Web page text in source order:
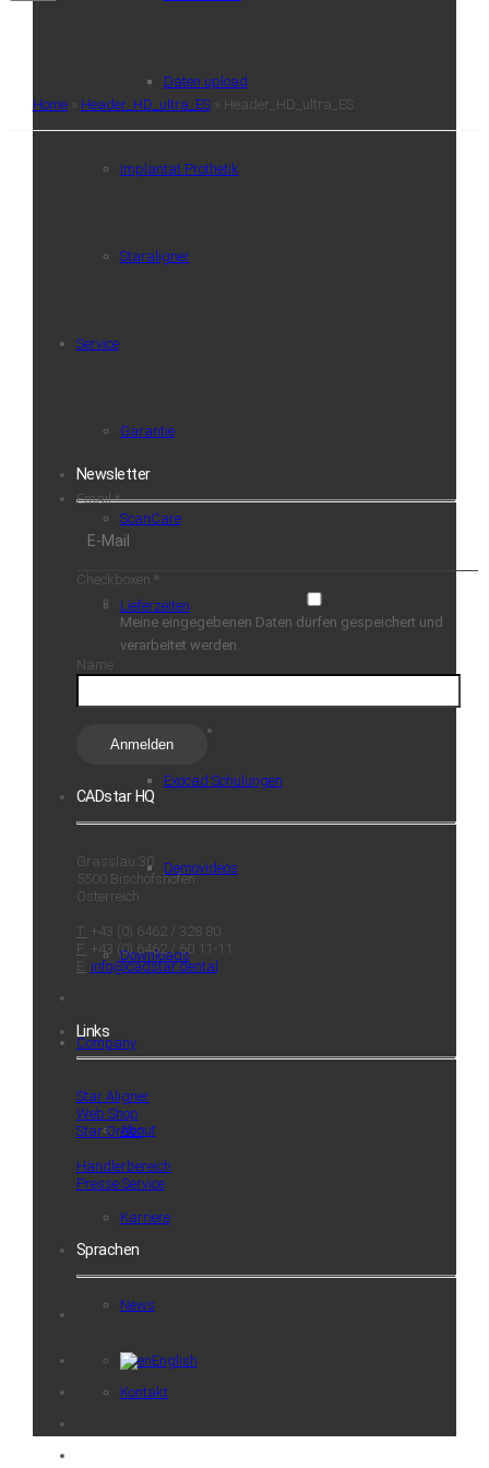
Daten upload
Implantat Prothetik
Staraligner
Service
Garantie
ScanCare
Lieferzeiten
Exocad Schulungen
Demovideos
Downloads
Company
About
Karriere
News
Kontakt
Home» Header_HD_ultra_ES» Header_HD_ultra_ES
Newsletter
Email*
Checkboxen *
Meine eingegebenen Daten dürfen gespeichert und
verarbeitet werden.
Name
Anmelden
CADstar HQ
Grasslau 30
5500 Bischofshofen
Österreich
T: +43 (0) 6462 / 328 80
F: +43 (0) 6462 / 60 11-11
E: info@cadstar.dental
Links
Star Aligner
Web Shop
Star Order
Händlerbereich
Presse Service
Sprachen
English